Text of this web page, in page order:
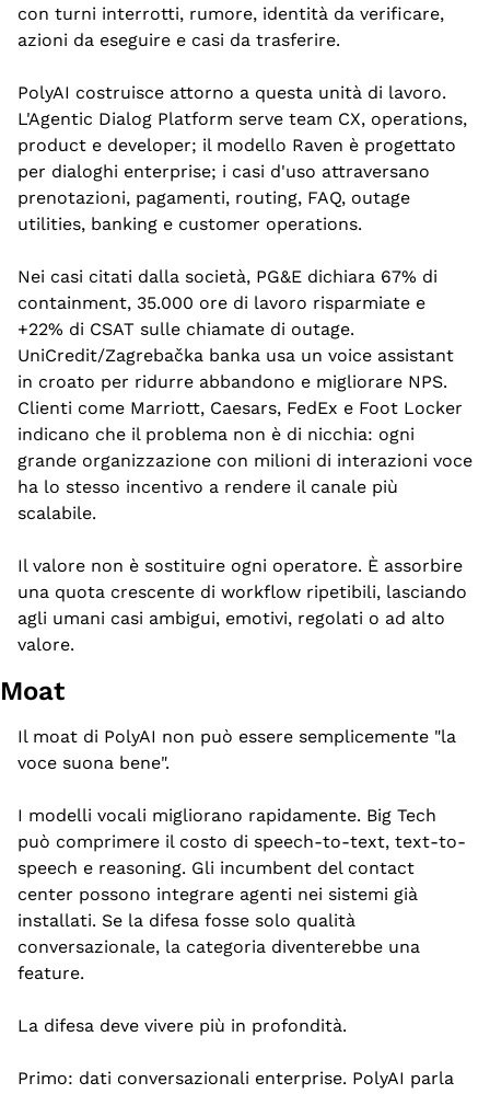
con turni interrotti, rumore, identità da verificare,
azioni da eseguire e casi da trasferire.
PolyAI costruisce attorno a questa unità di lavoro.
L'Agentic Dialog Platform serve team CX, operations,
product e developer; il modello Raven è progettato
per dialoghi enterprise; i casi d'uso attraversano
prenotazioni, pagamenti, routing, FAQ, outage
utilities, banking e customer operations.
Nei casi citati dalla società, PG&E dichiara 67% di
containment, 35.000 ore di lavoro risparmiate e
+22% di CSAT sulle chiamate di outage.
UniCredit/Zagrebačka banka usa un voice assistant
in croato per ridurre abbandono e migliorare NPS.
Clienti come Marriott, Caesars, FedEx e Foot Locker
indicano che il problema non è di nicchia: ogni
grande organizzazione con milioni di interazioni voce
ha lo stesso incentivo a rendere il canale più
scalabile.
Il valore non è sostituire ogni operatore. È assorbire
una quota crescente di workflow ripetibili, lasciando
agli umani casi ambigui, emotivi, regolati o ad alto
valore.
Moat
Il moat di PolyAI non può essere semplicemente "la
voce suona bene".
I modelli vocali migliorano rapidamente. Big Tech
può comprimere il costo di speech-to-text, text-to-
speech e reasoning. Gli incumbent del contact
center possono integrare agenti nei sistemi già
installati. Se la difesa fosse solo qualità
conversazionale, la categoria diventerebbe una
feature.
La difesa deve vivere più in profondità.
Primo: dati conversazionali enterprise. PolyAI parla